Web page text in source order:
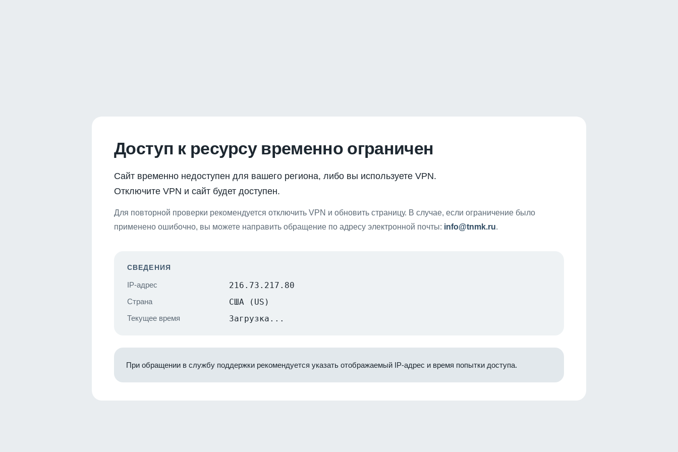
Доступ к ресурсу временно ограничен
Сайт временно недоступен для вашего региона, либо вы используете VPN.
Отключите VPN и сайт будет доступен.
Для повторной проверки рекомендуется отключить VPN и обновить страницу. В случае, если ограничение было
применено ошибочно, вы можете направить обращение по адресу электронной почты: info@tnmk.ru.
СВЕДЕНИЯ
IP-адрес 216.73.217.80
Страна США (US)
Текущее время Загрузка...
При обращении в службу поддержки рекомендуется указать отображаемый IP-адрес и время попытки доступа.